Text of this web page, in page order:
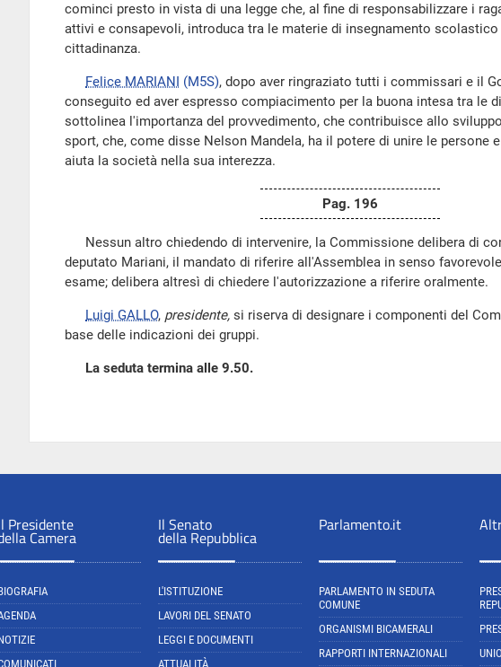
cominci presto in vista di una legge che, al fine di responsabilizzare i
attivi e consapevoli, introduca tra le materie di insegnamento
cittadinanza.
Felice MARIANI (M5S), dopo aver ringraziato tutti i commissari e il
conseguito ed aver espresso compiacimento per la buona intesa tra le
sottolinea l'importanza del provvedimento, che contribuisce allo
sport, che, come disse Nelson Mandela, ha il potere di unire le persone
aiuta la società nella sua interezza.
Pag. 196
Nessun altro chiedendo di intervenire, la Commissione delibera di
deputato Mariani, il mandato di riferire all'Assemblea in senso
esame; delibera altresì di chiedere l'autorizzazione a riferire oralmente.
Luigi GALLO, presidente, si riserva di designare i componenti del
base delle indicazioni dei gruppi.
La seduta termina alle 9.50.
Presidente
Camera
Il Senato
della Repubblica
L'ISTITUZIONE
LAVORI DEL SENATO
LEGGI E DOCUMENTI
ATTUALITÀ
Parlamento.it
PARLAMENTO IN SEDUTA
COMUNE
ORGANISMI BICAMERALI
RAPPORTI INTERNAZIONALI